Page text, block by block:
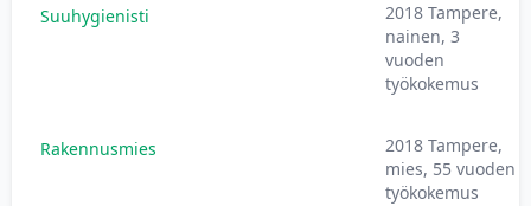
Suuhygienisti
2018 Tampere,
nainen, 3
vuoden
työkokemus
Rakennusmies
2018 Tampere,
mies, 55 vuoden
työkokemus